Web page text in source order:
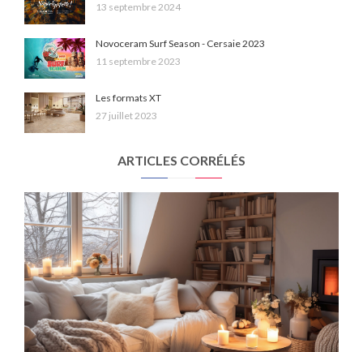
13 septembre 2024
Novoceram Surf Season - Cersaie 2023
11 septembre 2023
Les formats XT
27 juillet 2023
ARTICLES CORRÉLÉS